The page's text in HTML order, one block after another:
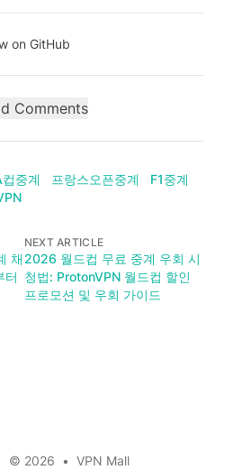
on GitHub
Comments
컵중계 프랑스오픈중계
F1중계
채
터
NEXT ARTICLE
2026 월드컵 무료 중계 우회 시
청법: ProtonVPN 월드컵 할인
프로모션 및 우회 가이드
© 2026 • VPN Mall